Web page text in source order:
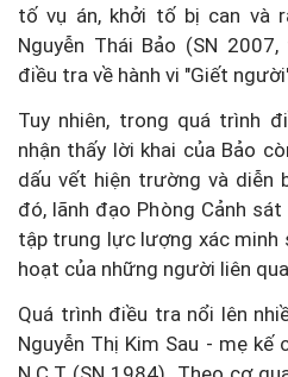
tố vụ án, khởi tố bị can và
Nguyễn Thái Bảo (SN
điều tra về hành vi "Giết
Tuy nhiên, trong quá trình
nhận thấy lời khai của Bảo
dấu vết hiện trường và diễn
đó, lãnh đạo Phòng Cảnh
tập trung lực lượng xác minh
hoạt của những người liên
Quá trình điều tra nổi lên
Nguyễn Thị Kim Sau - mẹ kế